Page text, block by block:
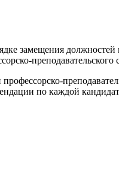
замещения
по каждой